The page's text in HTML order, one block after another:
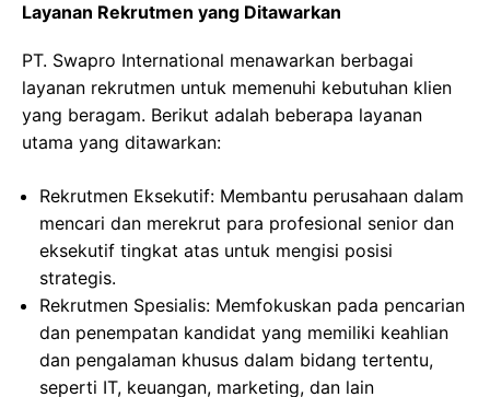
Layanan Rekrutmen yang Ditawarkan
PT. Swapro International menawarkan berbagai
layanan rekrutmen untuk memenuhi kebutuhan klien
yang beragam. Berikut adalah beberapa layanan
utama yang ditawarkan:
Rekrutmen Eksekutif: Membantu perusahaan dalam
mencari dan merekrut para profesional senior dan
eksekutif tingkat atas untuk mengisi posisi
strategis.
Rekrutmen Spesialis: Memfokuskan pada pencarian
dan penempatan kandidat yang memiliki keahlian
dan pengalaman khusus dalam bidang tertentu,
seperti IT, keuangan, marketing, dan lain